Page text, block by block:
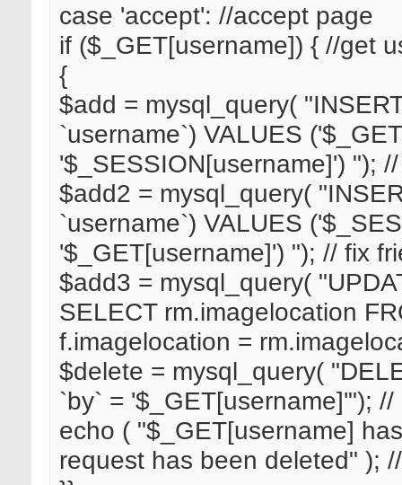
case 'accept': //accept page
if ($_GET[username]) { //get
{
$add = mysql_query(
`username`) VALUES
'$_SESSION[username]') ");
$add2 = mysql_query(
`username`) VALUES
'$_GET[username]') "); // fix
$add3 = mysql_query(
SELECT rm.imagelocation
f.imagelocation =
$delete = mysql_query(
`by` = '$_GET[username]'");
echo ( "$_GET[username]
request has been deleted" );